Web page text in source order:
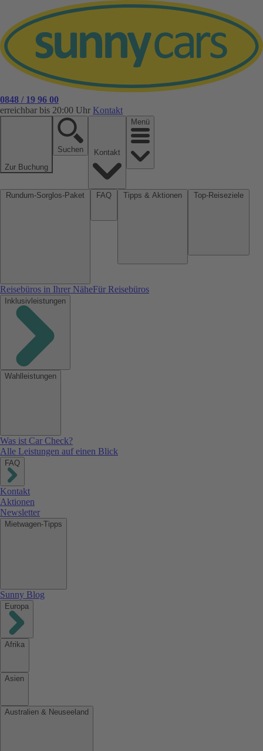
0848 / 19 96 00
erreichbar bis 20:00 Uhr Kontakt
Zur Buchung
Suchen
Menü
Reisebüros in Ihrer NäheFür Reisebüros
Inklusivleistungen
Wahlleistungen
Was ist Car Check?
Alle Leistungen auf einen Blick
FAQ
Kontakt
Aktionen
Newsletter
Mietwagen-Tipps
Sunny Blog
Europa
Afrika
Asien
Australien & Neuseeland